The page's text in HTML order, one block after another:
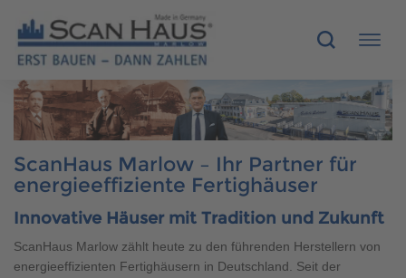
HÄUSER
MUSTERHÄUSER
SCANHAUS-VORTEILE
RUND UMS BAUEN
ScanHaus Marlow – Ihr Partner für
energieeffiziente Fertighäuser
Innovative Häuser mit Tradition und Zukunft
ScanHaus Marlow zählt heute zu den führenden Herstellern von
energieeffizienten Fertighäusern in Deutschland. Seit der